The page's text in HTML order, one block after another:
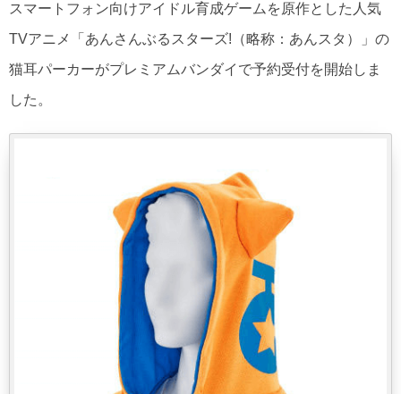
スマートフォン向けアイドル育成ゲームを原作とした人気
TVアニメ「あんさんぶるスターズ!（略称：あんスタ）」の
猫耳パーカーがプレミアムバンダイで予約受付を開始しま
した。